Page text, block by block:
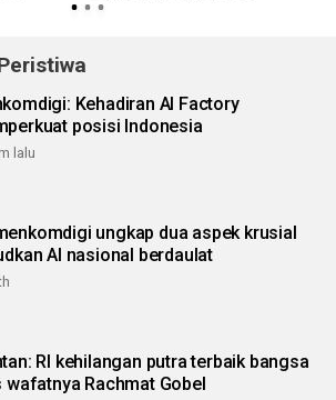
Kehadiran AI Factory
posisi Indonesia
lalu
ungkap dua aspek krusial
AI nasional berdaulat
RI kehilangan putra terbaik bangsa
wafatnya Rachmat Gobel